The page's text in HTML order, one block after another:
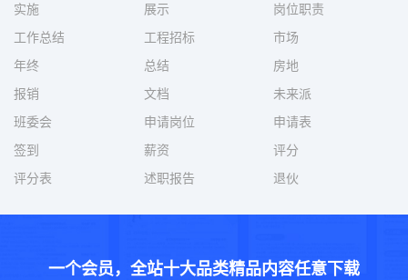
实施
展示
岗位职责
工作总结
工程招标
市场
年终
总结
房地
报销
文档
未来派
班委会
申请岗位
申请表
签到
薪资
评分
评分表
述职报告 退伙
一个会员，全站十大品类精品内容任意下载